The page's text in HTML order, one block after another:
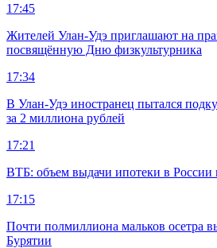
17:45
Жителей Улан-Удэ приглашают на
посвящённую Дню физкультурника
17:34
В Улан-Удэ иностранец пытался
за 2 миллиона рублей
17:21
ВТБ: объем выдачи ипотеки в России
17:15
Почти полмиллиона мальков осетра
Бурятии